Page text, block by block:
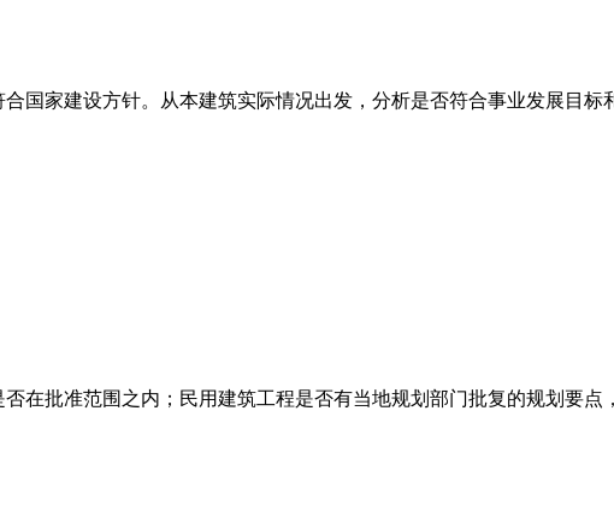
国家建设方针。从本建筑实际情况出发，分析是否符合事业发展目
在批准范围之内；民用建筑工程是否有当地规划部门批复的规划要